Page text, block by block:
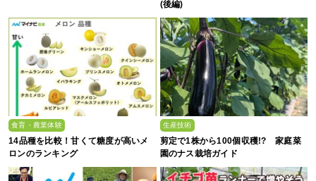
(後編)
食育・農業体験
14品種を比較！甘くて糖度が高いメ
ロンのランキング
生産技術
剪定で1株から100個収穫!? 家庭菜
園のナス栽培ガイド